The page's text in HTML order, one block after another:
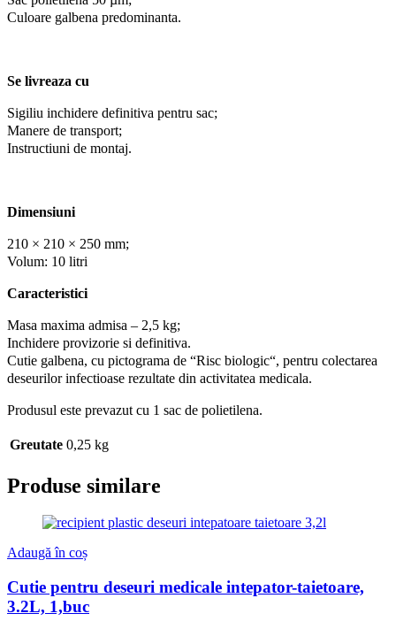
Culoare galbena predominanta.
Se livreaza cu
Sigiliu inchidere definitiva pentru sac;
Manere de transport;
Instructiuni de montaj.
Dimensiuni
210 × 210 × 250 mm;
Volum: 10 litri
Caracteristici
Masa maxima admisa – 2,5 kg;
Inchidere provizorie si definitiva.
Cutie galbena, cu pictograma de “Risc biologic“, pentru colectarea
deseurilor infectioase rezultate din activitatea medicala.
Produsul este prevazut cu 1 sac de polietilena.
Greutate 0,25 kg
Produse similare
Adaugă în coș
Cutie pentru deseuri medicale intepator-taietoare,
3.2L, 1,buc